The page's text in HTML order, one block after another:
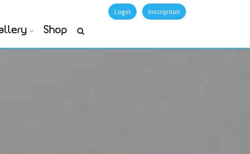
Login Inscription
Shop